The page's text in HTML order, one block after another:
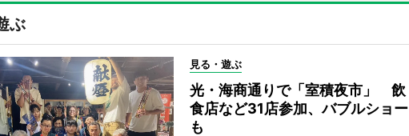
ぶ
見る・遊ぶ
光・海商通りで「室積夜市」 飲
食店など31店参加、バブルショー
も